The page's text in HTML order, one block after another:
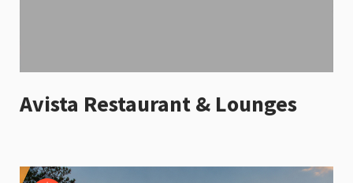
Avista Restaurant & Lounges